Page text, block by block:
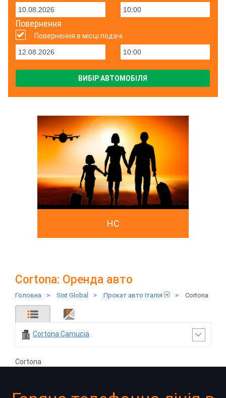
Повернення
Повернення в місці подачі
ВИБІР АВТОМОБІЛЯ
HC
Cortona: Оренда авто
Головна > Sixt Global > Прокат авто Італія > Cortona
Cortona Camucia
Cortona